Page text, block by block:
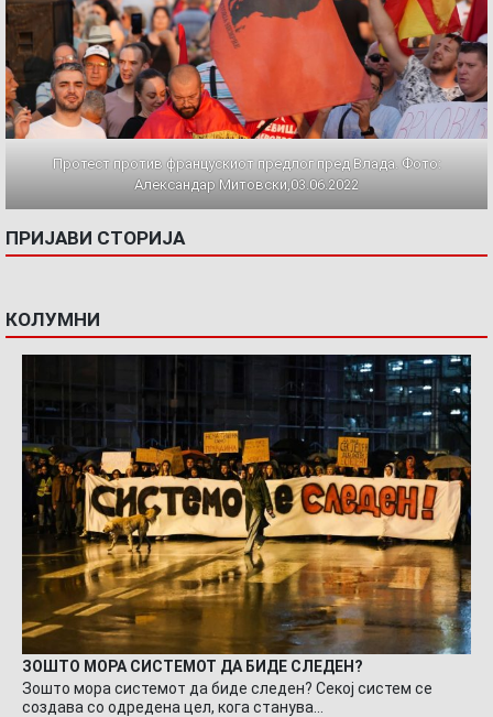
Протест против францускиот предлог пред Влада. Фото:
Александар Митовски,03.06.2022
ПРИЈАВИ СТОРИЈА
КОЛУМНИ
ЗОШТО МОРА СИСТЕМОТ ДА БИДЕ СЛЕДЕН?
Зошто мора системот да биде следен? Секој систем се
создава со одредена цел, кога станува…